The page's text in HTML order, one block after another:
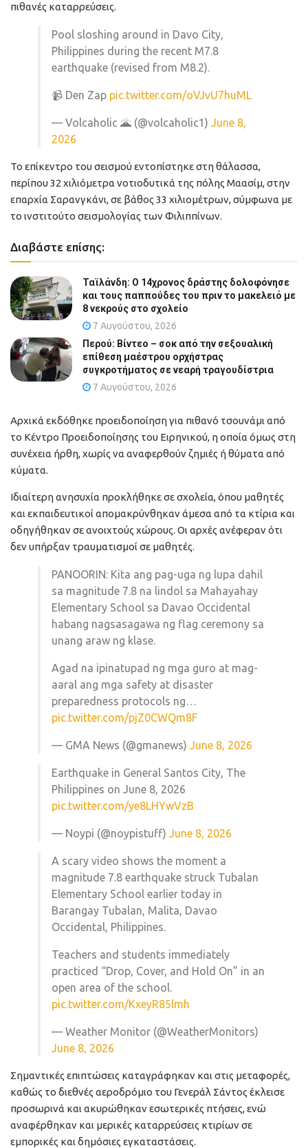
πιθανές καταρρεύσεις.
Pool sloshing around in Davo City,
Philippines during the recent M7.8
earthquake (revised from M8.2).
📹 Den Zap pic.twitter.com/oVJvU7huML
— Volcaholic 🌋 (@volcaholic1) June 8,
2026
Το επίκεντρο του σεισμού εντοπίστηκε στη θάλασσα,
περίπου 32 χιλιόμετρα νοτιοδυτικά της πόλης Μαασίμ, στην
επαρχία Σαρανγκάνι, σε βάθος 33 χιλιομέτρων, σύμφωνα με
το ινστιτούτο σεισμολογίας των Φιλιππίνων.
Διαβάστε επίσης:
Ταϊλάνδη: Ο 14χρονος δράστης δολοφόνησε
και τους παππούδες του πριν το μακελειό με
8 νεκρούς στο σχολείο
7 Αυγούστου, 2026
Περού: Βίντεο – σοκ από την σεξουαλική
επίθεση μαέστρου ορχήστρας
συγκροτήματος σε νεαρή τραγουδίστρια
7 Αυγούστου, 2026
Αρχικά εκδόθηκε προειδοποίηση για πιθανό τσουνάμι από
το Κέντρο Προειδοποίησης του Ειρηνικού, η οποία όμως στη
συνέχεια ήρθη, χωρίς να αναφερθούν ζημιές ή θύματα από
κύματα.
Ιδιαίτερη ανησυχία προκλήθηκε σε σχολεία, όπου μαθητές
και εκπαιδευτικοί απομακρύνθηκαν άμεσα από τα κτίρια και
οδηγήθηκαν σε ανοιχτούς χώρους. Οι αρχές ανέφεραν ότι
δεν υπήρξαν τραυματισμοί σε μαθητές.
PANOORIN: Kita ang pag-uga ng lupa dahil
sa magnitude 7.8 na lindol sa Mahayahay
Elementary School sa Davao Occidental
habang nagsasagawa ng flag ceremony sa
unang araw ng klase.
Agad na ipinatupad ng mga guro at mag-
aaral ang mga safety at disaster
preparedness protocols ng…
pic.twitter.com/pjZ0CWQm8F
— GMA News (@gmanews) June 8, 2026
Earthquake in General Santos City, The
Philippines on June 8, 2026
pic.twitter.com/ye8LHYwVzB
— Noypi (@noypistuff) June 8, 2026
A scary video shows the moment a
magnitude 7.8 earthquake struck Tubalan
Elementary School earlier today in
Barangay Tubalan, Malita, Davao
Occidental, Philippines.
Teachers and students immediately
practiced “Drop, Cover, and Hold On” in an
open area of the school.
pic.twitter.com/KxeyR85lmh
— Weather Monitor (@WeatherMonitors)
June 8, 2026
Σημαντικές επιπτώσεις καταγράφηκαν και στις μεταφορές,
καθώς το διεθνές αεροδρόμιο του Γενεράλ Σάντος έκλεισε
προσωρινά και ακυρώθηκαν εσωτερικές πτήσεις, ενώ
αναφέρθηκαν και μερικές καταρρεύσεις κτιρίων σε
εμπορικές και δημόσιες εγκαταστάσεις.